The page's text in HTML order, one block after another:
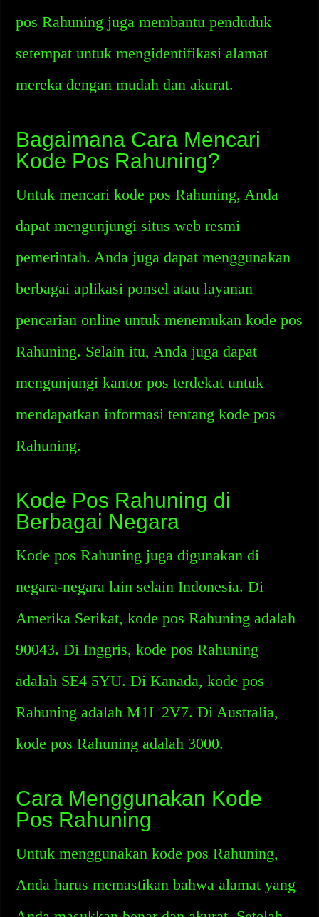
pos Rahuning juga membantu penduduk
setempat untuk mengidentifikasi alamat
mereka dengan mudah dan akurat.
Bagaimana Cara Mencari
Kode Pos Rahuning?
Untuk mencari kode pos Rahuning, Anda
dapat mengunjungi situs web resmi
pemerintah. Anda juga dapat menggunakan
berbagai aplikasi ponsel atau layanan
pencarian online untuk menemukan kode pos
Rahuning. Selain itu, Anda juga dapat
mengunjungi kantor pos terdekat untuk
mendapatkan informasi tentang kode pos
Rahuning.
Kode Pos Rahuning di
Berbagai Negara
Kode pos Rahuning juga digunakan di
negara-negara lain selain Indonesia. Di
Amerika Serikat, kode pos Rahuning adalah
90043. Di Inggris, kode pos Rahuning
adalah SE4 5YU. Di Kanada, kode pos
Rahuning adalah M1L 2V7. Di Australia,
kode pos Rahuning adalah 3000.
Cara Menggunakan Kode
Pos Rahuning
Untuk menggunakan kode pos Rahuning,
Anda harus memastikan bahwa alamat yang